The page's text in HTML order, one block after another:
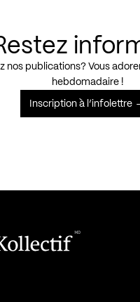
nos publications? Vous
hebdomadaire !
Inscription à l’infolettre